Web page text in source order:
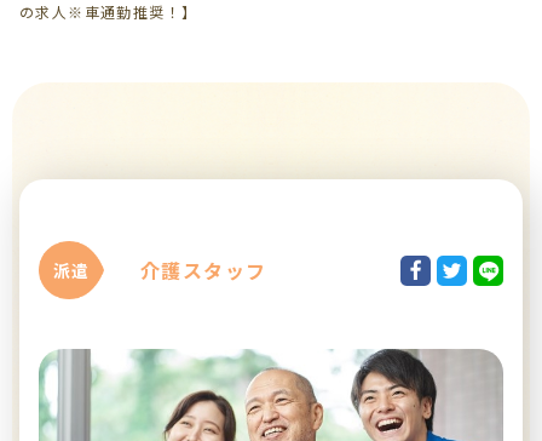
の求人※車通勤推奨！】
派遣 介護スタッフ